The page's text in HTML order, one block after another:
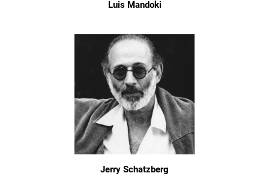
Luis Mandoki
Jerry Schatzberg